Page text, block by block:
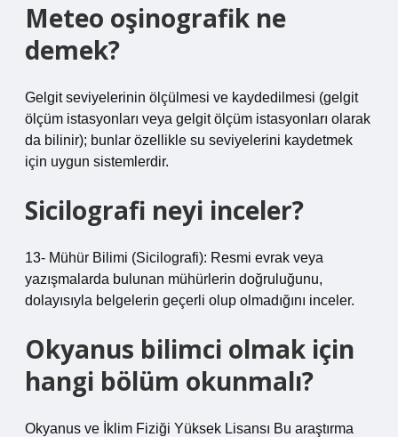
Meteo oşinografik ne
demek?
Gelgit seviyelerinin ölçülmesi ve kaydedilmesi (gelgit
ölçüm istasyonları veya gelgit ölçüm istasyonları olarak
da bilinir); bunlar özellikle su seviyelerini kaydetmek
için uygun sistemlerdir.
Sicilografi neyi inceler?
13- Mühür Bilimi (Sicilografi): Resmi evrak veya
yazışmalarda bulunan mühürlerin doğruluğunu,
dolayısıyla belgelerin geçerli olup olmadığını inceler.
Okyanus bilimci olmak için
hangi bölüm okunmalı?
Okyanus ve İklim Fiziği Yüksek Lisansı Bu araştırma